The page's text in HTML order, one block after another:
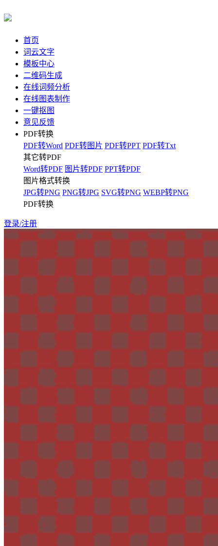
首页
词云文字
模板中心
二维码生成
在线词频分析
在线图表制作
一键抠图
意见反馈
PDF转换
PDF转Word PDF转图片 PDF转PPT PDF转Txt
其它转PDF
Word转PDF 图片转PDF PPT转PDF
图片格式转换
JPG转PNG PNG转JPG SVG转PNG WEBP转PNG
PDF转换
登录/注册